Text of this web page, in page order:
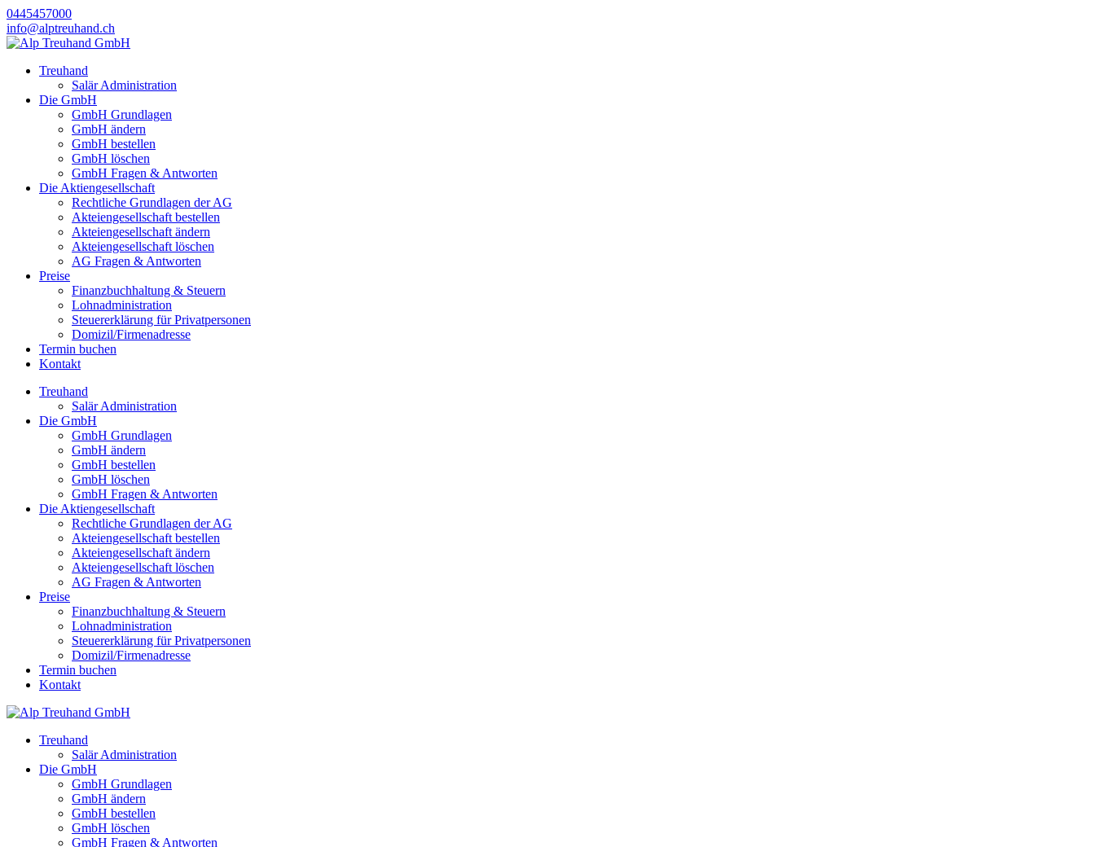
0445457000
info@alptreuhand.ch
Treuhand
Salär Administration
Die GmbH
GmbH Grundlagen
GmbH ändern
GmbH bestellen
GmbH löschen
GmbH Fragen & Antworten
Die Aktiengesellschaft
Rechtliche Grundlagen der AG
Akteiengesellschaft bestellen
Akteiengesellschaft ändern
Akteiengesellschaft löschen
AG Fragen & Antworten
Preise
Finanzbuchhaltung & Steuern
Lohnadministration
Steuererklärung für Privatpersonen
Domizil/Firmenadresse
Termin buchen
Kontakt
Treuhand
Salär Administration
Die GmbH
GmbH Grundlagen
GmbH ändern
GmbH bestellen
GmbH löschen
GmbH Fragen & Antworten
Die Aktiengesellschaft
Rechtliche Grundlagen der AG
Akteiengesellschaft bestellen
Akteiengesellschaft ändern
Akteiengesellschaft löschen
AG Fragen & Antworten
Preise
Finanzbuchhaltung & Steuern
Lohnadministration
Steuererklärung für Privatpersonen
Domizil/Firmenadresse
Termin buchen
Kontakt
Treuhand
Salär Administration
Die GmbH
GmbH Grundlagen
GmbH ändern
GmbH bestellen
GmbH löschen
GmbH Fragen & Antworten